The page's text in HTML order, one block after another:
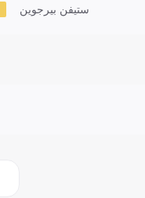
ستيفن بيرجوين